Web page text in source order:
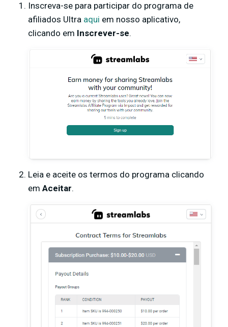
Inscreva-se para participar do programa de
afiliados Ultra aqui em nosso aplicativo,
clicando em Inscrever-se.
Leia e aceite os termos do programa clicando
em Aceitar.